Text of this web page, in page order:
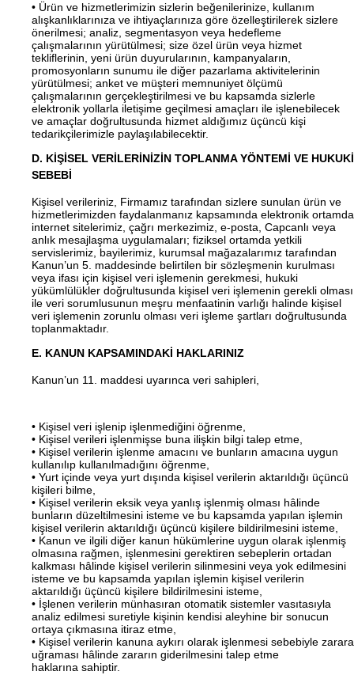
• Ürün ve hizmetlerimizin sizlerin beğenilerinize, kullanım
alışkanlıklarınıza ve ihtiyaçlarınıza göre özelleştirilerek sizlere
önerilmesi; analiz, segmentasyon veya hedefleme
çalışmalarının yürütülmesi; size özel ürün veya hizmet
tekliflerinin, yeni ürün duyurularının, kampanyaların,
promosyonların sunumu ile diğer pazarlama aktivitelerinin
yürütülmesi; anket ve müşteri memnuniyet ölçümü
çalışmalarının gerçekleştirilmesi ve bu kapsamda sizlerle
elektronik yollarla iletişime geçilmesi amaçları ile işlenebilecek
ve amaçlar doğrultusunda hizmet aldığımız üçüncü kişi
tedarikçilerimizle paylaşılabilecektir.
D. KİŞİSEL VERİLERİNİZİN TOPLANMA YÖNTEMİ VE HUKUKİ
SEBEBİ
Kişisel verileriniz, Firmamız tarafından sizlere sunulan ürün ve
hizmetlerimizden faydalanmanız kapsamında elektronik ortamda
internet sitelerimiz, çağrı merkezimiz, e-posta, Capcanlı veya
anlık mesajlaşma uygulamaları; fiziksel ortamda yetkili
servislerimiz, bayilerimiz, kurumsal mağazalarımız tarafından
Kanun’un 5. maddesinde belirtilen bir sözleşmenin kurulması
veya ifası için kişisel veri işlemenin gerekmesi, hukuki
yükümlülükler doğrultusunda kişisel veri işlemenin gerekli olması
ile veri sorumlusunun meşru menfaatinin varlığı halinde kişisel
veri işlemenin zorunlu olması veri işleme şartları doğrultusunda
toplanmaktadır.
E. KANUN KAPSAMINDAKİ HAKLARINIZ
Kanun’un 11. maddesi uyarınca veri sahipleri,
• Kişisel veri işlenip işlenmediğini öğrenme,
• Kişisel verileri işlenmişse buna ilişkin bilgi talep etme,
• Kişisel verilerin işlenme amacını ve bunların amacına uygun
kullanılıp kullanılmadığını öğrenme,
• Yurt içinde veya yurt dışında kişisel verilerin aktarıldığı üçüncü
kişileri bilme,
• Kişisel verilerin eksik veya yanlış işlenmiş olması hâlinde
bunların düzeltilmesini isteme ve bu kapsamda yapılan işlemin
kişisel verilerin aktarıldığı üçüncü kişilere bildirilmesini isteme,
• Kanun ve ilgili diğer kanun hükümlerine uygun olarak işlenmiş
olmasına rağmen, işlenmesini gerektiren sebeplerin ortadan
kalkması hâlinde kişisel verilerin silinmesini veya yok edilmesini
isteme ve bu kapsamda yapılan işlemin kişisel verilerin
aktarıldığı üçüncü kişilere bildirilmesini isteme,
• İşlenen verilerin münhasıran otomatik sistemler vasıtasıyla
analiz edilmesi suretiyle kişinin kendisi aleyhine bir sonucun
ortaya çıkmasına itiraz etme,
• Kişisel verilerin kanuna aykırı olarak işlenmesi sebebiyle zarara
uğraması hâlinde zararın giderilmesini talep etme
haklarına sahiptir.